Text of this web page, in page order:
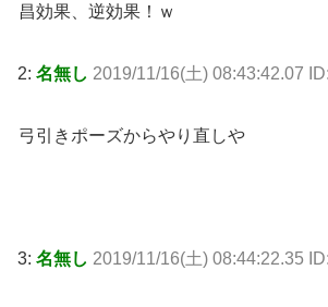
昌効果、逆効果！ｗ
2: 名無し 2019/11/16(土) 08:43:42.07
弓引きポーズからやり直しや
3: 名無し 2019/11/16(土) 08:44:22.35